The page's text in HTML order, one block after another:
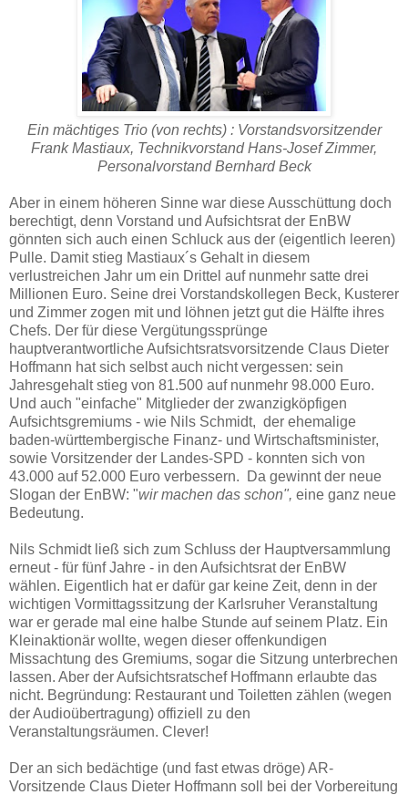
Ein mächtiges Trio (von rechts) : Vorstandsvorsitzender
Frank Mastiaux, Technikvorstand Hans-Josef Zimmer,
Personalvorstand Bernhard Beck
Aber in einem höheren Sinne war diese Ausschüttung doch
berechtigt, denn Vorstand und Aufsichtsrat der EnBW
gönnten sich auch einen Schluck aus der (eigentlich leeren)
Pulle. Damit stieg Mastiaux´s Gehalt in diesem
verlustreichen Jahr um ein Drittel auf nunmehr satte drei
Millionen Euro. Seine drei Vorstandskollegen Beck, Kusterer
und Zimmer zogen mit und löhnen jetzt gut die Hälfte ihres
Chefs. Der für diese Vergütungssprünge
hauptverantwortliche Aufsichtsratsvorsitzende Claus Dieter
Hoffmann hat sich selbst auch nicht vergessen: sein
Jahresgehalt stieg von 81.500 auf nunmehr 98.000 Euro.
Und auch "einfache" Mitglieder der zwanzigköpfigen
Aufsichtsgremiums - wie Nils Schmidt, der ehemalige
baden-württembergische Finanz- und Wirtschaftsminister,
sowie Vorsitzender der Landes-SPD - konnten sich von
43.000 auf 52.000 Euro verbessern. Da gewinnt der neue
Slogan der EnBW: "wir machen das schon", eine ganz neue
Bedeutung.
Nils Schmidt ließ sich zum Schluss der Hauptversammlung
erneut - für fünf Jahre - in den Aufsichtsrat der EnBW
wählen. Eigentlich hat er dafür gar keine Zeit, denn in der
wichtigen Vormittagssitzung der Karlsruher Veranstaltung
war er gerade mal eine halbe Stunde auf seinem Platz. Ein
Kleinaktionär wollte, wegen dieser offenkundigen
Missachtung des Gremiums, sogar die Sitzung unterbrechen
lassen. Aber der Aufsichtsratschef Hoffmann erlaubte das
nicht. Begründung: Restaurant und Toiletten zählen (wegen
der Audioübertragung) offiziell zu den
Veranstaltungsräumen. Clever!
Der an sich bedächtige (und fast etwas dröge) AR-
Vorsitzende Claus Dieter Hoffmann soll bei der Vorbereitung